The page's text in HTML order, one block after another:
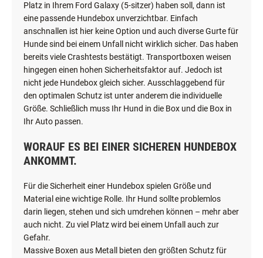
Platz in Ihrem Ford Galaxy (5-sitzer) haben soll, dann ist
eine passende Hundebox unverzichtbar. Einfach
anschnallen ist hier keine Option und auch diverse Gurte für
Hunde sind bei einem Unfall nicht wirklich sicher. Das haben
bereits viele Crashtests bestätigt. Transportboxen weisen
hingegen einen hohen Sicherheitsfaktor auf. Jedoch ist
nicht jede Hundebox gleich sicher. Ausschlaggebend für
den optimalen Schutz ist unter anderem die individuelle
Größe. Schließlich muss Ihr Hund in die Box und die Box in
Ihr Auto passen.
WORAUF ES BEI EINER SICHEREN HUNDEBOX
ANKOMMT.
Für die Sicherheit einer Hundebox spielen Größe und
Material eine wichtige Rolle. Ihr Hund sollte problemlos
darin liegen, stehen und sich umdrehen können – mehr aber
auch nicht. Zu viel Platz wird bei einem Unfall auch zur
Gefahr.
Massive Boxen aus Metall bieten den größten Schutz für